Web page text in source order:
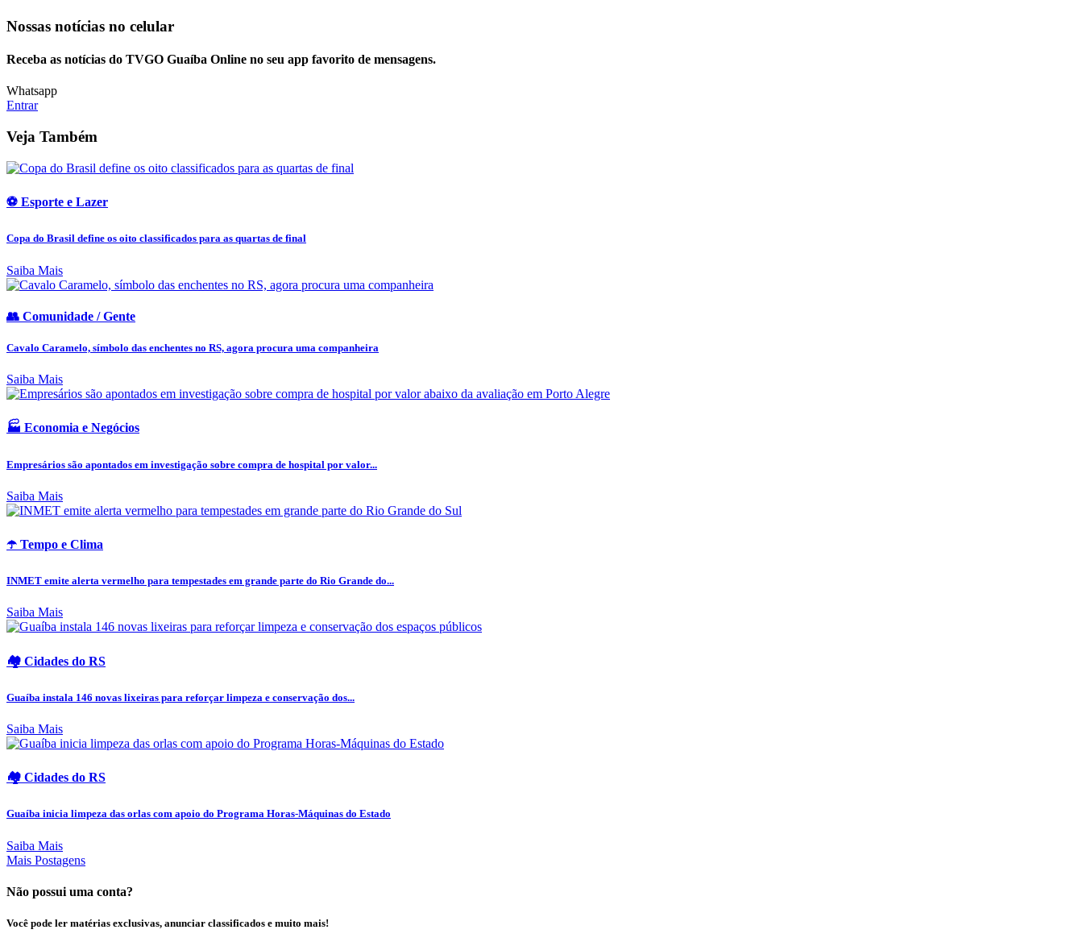
Nossas notícias no celular
Receba as notícias do TVGO Guaíba Online no seu app favorito de mensagens.
Whatsapp
Entrar
Veja Também
⚽ Esporte e Lazer
Copa do Brasil define os oito classificados para as quartas de final
Saiba Mais
👥 Comunidade / Gente
Cavalo Caramelo, símbolo das enchentes no RS, agora procura uma companheira
Saiba Mais
🏭 Economia e Negócios
Empresários são apontados em investigação sobre compra de hospital por valor...
Saiba Mais
☂️ Tempo e Clima
INMET emite alerta vermelho para tempestades em grande parte do Rio Grande do...
Saiba Mais
🏘️ Cidades do RS
Guaíba instala 146 novas lixeiras para reforçar limpeza e conservação dos...
Saiba Mais
🏘️ Cidades do RS
Guaíba inicia limpeza das orlas com apoio do Programa Horas-Máquinas do Estado
Saiba Mais
Mais Postagens
Não possui uma conta?
Você pode ler matérias exclusivas, anunciar classificados e muito mais!